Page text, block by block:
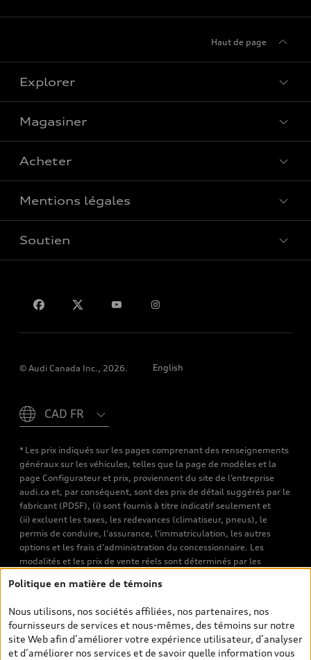
Politique en matière de témoins
Nous utilisons, nos sociétés affiliées, nos partenaires, nos
fournisseurs de services et nous-mêmes, des témoins sur notre
site Web afin d’améliorer votre expérience utilisateur, d’analyser
et d’améliorer nos services et de savoir quelle information vous
Haut de page
Explorer
Voir tous les modèles
Magasiner
Offres spéciales
Acheter
Réserver un essai routier
Mentions légales
Confidentialité
Soutien
© Audi Canada Inc., 2026. English
* Les prix indiqués sur les pages comprenant des renseignements
généraux sur les véhicules, telles que la page de modèles et la
page Configurateur et prix, proviennent du site de l’entreprise
audi.ca et, par conséquent, sont des prix de détail suggérés par le
fabricant (PDSF), (i) sont fournis à titre indicatif seulement et
(ii) excluent les taxes, les redevances (climatiseur, pneus), le
permis de conduire, l’assurance, l’immatriculation, les autres
options et les frais d’administration du concessionnaire. Les
modalités et les prix de vente réels sont déterminés par les
véhicules neufs et d’occasion sont les prix de vente établis par les
de transport et d’inspection de prélivraison, les taxes
environnementales (pour les véhicules neufs) et les frais
d’administration des concessionnaires. Toutefois, les taxes de